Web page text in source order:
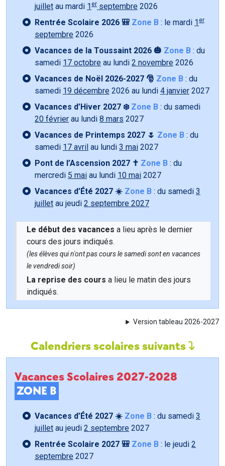
juillet au mardi 1 er septembre 2026
Rentrée Scolaire 2026 🎒 Zone B : le mardi 1 er
septembre 2026
Vacances de la Toussaint 2026 🎃 Zone B : du
samedi 17 octobre au lundi 2 novembre 2026
Vacances de Noël 2026-2027 🎅 Zone B : du
samedi 19 décembre 2026 au lundi 4 janvier 2027
Vacances d’Hiver 2027 ❄️ Zone B : du samedi
20 février au lundi 8 mars 2027
Vacances de Printemps 2027 🌷 Zone B : du
samedi 17 avril au lundi 3 mai 2027
Pont de l’Ascension 2027 ✝️ Zone B : du
mercredi 5 mai au lundi 10 mai 2027
Vacances d’Été 2027 ☀️ Zone B : du samedi 3
juillet au jeudi 2 septembre 2027
Le début des vacances a lieu après le dernier
cours des jours indiqués.
(les élèves qui n'ont pas cours le samedi sont en vacances
le vendredi soir)
La reprise des cours a lieu le matin des jours
indiqués.
Version tableau 2026-2027
Calendriers scolaires suivants
Vacances Scolaires 2027-2028
ZONE B
Vacances d’Été 2027 ☀️ Zone B : du samedi 3
juillet au jeudi 2 septembre 2027
Rentrée Scolaire 2027 🎒 Zone B : le jeudi 2
septembre 2027